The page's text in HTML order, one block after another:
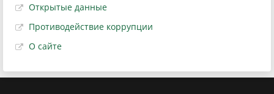
Открытые данные
Противодействие коррупции
О сайте